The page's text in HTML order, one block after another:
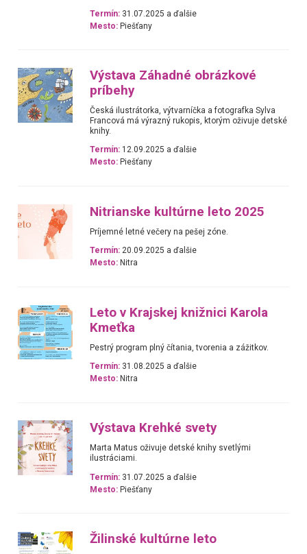
Termín: 31.07.2025 a ďalšie
Mesto: Piešťany
Výstava Záhadné obrázkové
príbehy
Česká ilustrátorka, výtvarníčka a fotografka Sylva
Francová má výrazný rukopis, ktorým oživuje detské
knihy.
Termín: 12.09.2025 a ďalšie
Mesto: Piešťany
Nitrianske kultúrne leto 2025
Príjemné letné večery na pešej zóne.
Termín: 20.09.2025 a ďalšie
Mesto: Nitra
Leto v Krajskej knižnici Karola
Kmeťka
Pestrý program plný čítania, tvorenia a zážitkov.
Termín: 31.08.2025 a ďalšie
Mesto: Nitra
Výstava Krehké svety
Marta Matus oživuje detské knihy svetlými
ilustráciami.
Termín: 31.07.2025 a ďalšie
Mesto: Piešťany
Žilinské kultúrne leto